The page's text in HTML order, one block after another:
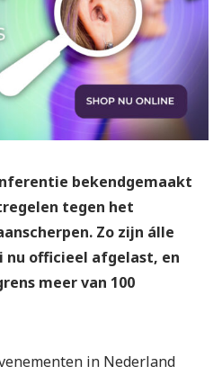
bekendgemaakt
tegen het
Zo zijn álle
nu officieel afgelast, en
meer van 100
in Nederland